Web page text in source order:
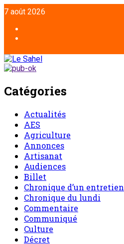
7 août 2026
Catégories
Actualités
AES
Agriculture
Annonces
Artisanat
Audiences
Billet
Chronique d’un entretien
Chronique du lundi
Commentaire
Communiqué
Culture
Décret